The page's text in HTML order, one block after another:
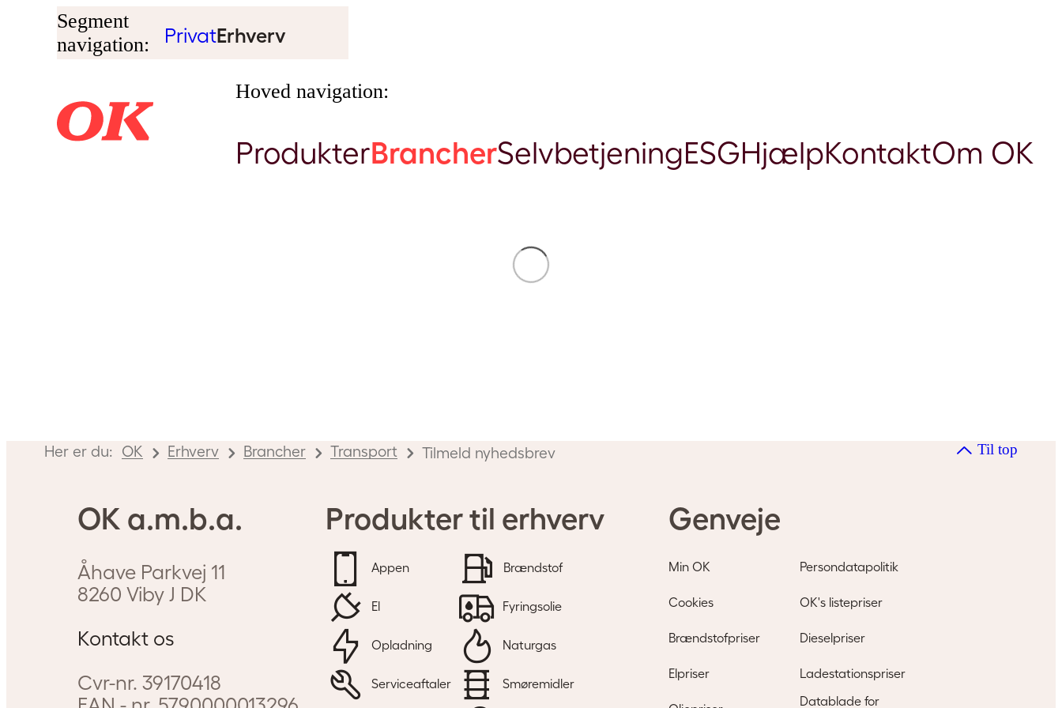
Segment
navigation:
PrivatErhverv
Hoved navigation:
ProdukterBrancherSelvbetjeningESGHjælpKontaktOm OK
Her er du: OK Erhverv Brancher Transport Tilmeld nyhedsbrev Til top
OK a.m.b.a.
Åhave Parkvej 11
8260 Viby J DK
Kontakt os
Cvr-nr. 39170418
Produkter til erhverv
Appen Brændstof
El Fyringsolie
Opladning Naturgas
Serviceaftaler Smøremidler
Genveje
Min OK Persondatapolitik
Cookies OK's listepriser
Brændstofpriser Dieselpriser
Elpriser Ladestationspriser
Datablade for